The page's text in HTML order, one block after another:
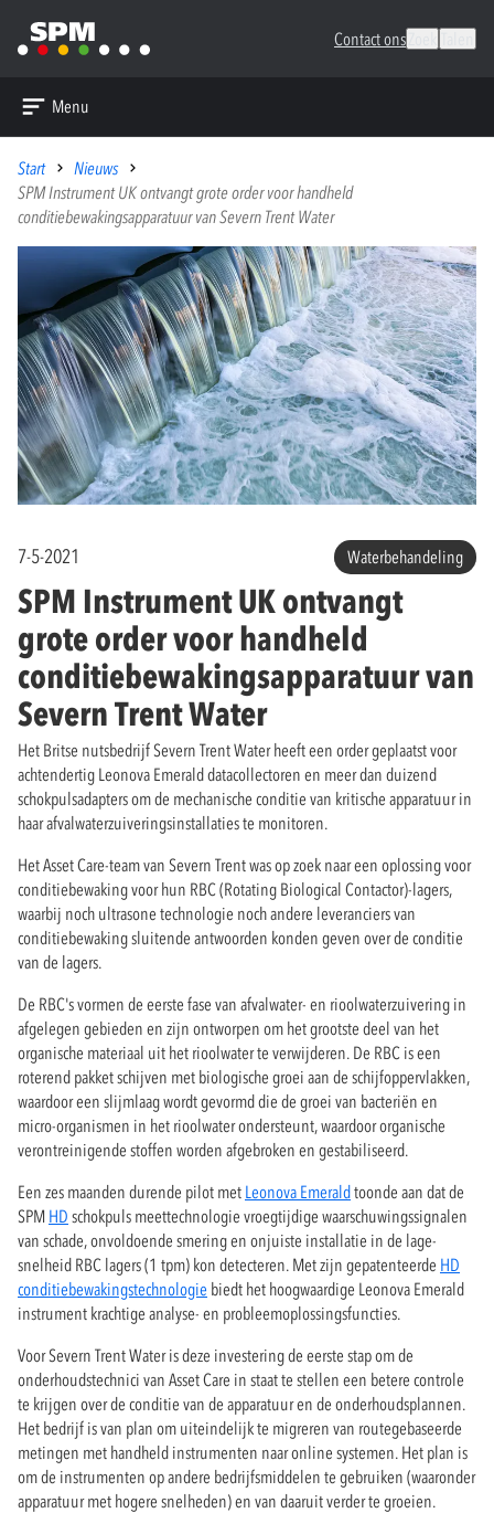
Contact ons
Menu
Start
Nieuws
SPM Instrument UK ontvangt grote order voor handheld
conditiebewakingsapparatuur van Severn Trent Water
7-5-2021 Waterbehandeling
SPM Instrument UK ontvangt
grote order voor handheld
conditiebewakingsapparatuur van
Severn Trent Water
Het Britse nutsbedrijf Severn Trent Water heeft een order geplaatst voor
achtendertig Leonova Emerald datacollectoren en meer dan duizend
schokpulsadapters om de mechanische conditie van kritische apparatuur in
haar afvalwaterzuiveringsinstallaties te monitoren.
Het Asset Care-team van Severn Trent was op zoek naar een oplossing voor
conditiebewaking voor hun RBC (Rotating Biological Contactor)-lagers,
waarbij noch ultrasone technologie noch andere leveranciers van
conditiebewaking sluitende antwoorden konden geven over de conditie
van de lagers.
De RBC's vormen de eerste fase van afvalwater- en rioolwaterzuivering in
afgelegen gebieden en zijn ontworpen om het grootste deel van het
organische materiaal uit het rioolwater te verwijderen. De RBC is een
roterend pakket schijven met biologische groei aan de schijfoppervlakken,
waardoor een slijmlaag wordt gevormd die de groei van bacteriën en
micro-organismen in het rioolwater ondersteunt, waardoor organische
verontreinigende stoffen worden afgebroken en gestabiliseerd.
Een zes maanden durende pilot met Leonova Emeraldtoonde aan dat de
SPM HD schokpuls meettechnologie vroegtijdige waarschuwingssignalen
van schade, onvoldoende smering en onjuiste installatie in de lage-
snelheid RBC lagers (1 tpm) kon detecteren. Met zijn gepatenteerde HD
conditiebewakingstechnologie biedt het hoogwaardige Leonova Emerald
instrument krachtige analyse- en probleemoplossingsfuncties.
Voor Severn Trent Water is deze investering de eerste stap om de
onderhoudstechnici van Asset Care in staat te stellen een betere controle
te krijgen over de conditie van de apparatuur en de onderhoudsplannen.
Het bedrijf is van plan om uiteindelijk te migreren van routegebaseerde
metingen met handheld instrumenten naar online systemen. Het plan is
om de instrumenten op andere bedrijfsmiddelen te gebruiken (waaronder
apparatuur met hogere snelheden) en van daaruit verder te groeien.